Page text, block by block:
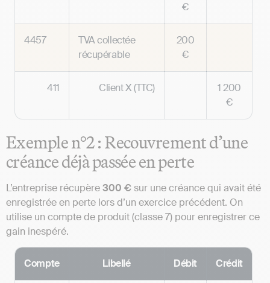
€
4457
TVA collectée
récupérable
200
€
411 Client X (TTC)
1 200
€
Exemple n°2 : Recouvrement d’une
créance déjà passée en perte
L’entreprise récupère300 €sur une créance qui avait été
enregistrée en perte lors d’un exercice précédent. On
utilise un compte de produit (classe 7) pour enregistrer ce
gain inespéré.
Compte Libellé Débit Crédit